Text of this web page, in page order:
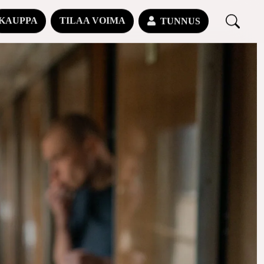
TILAA VOIMA TUNNUS